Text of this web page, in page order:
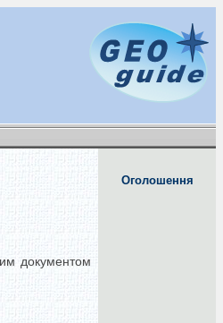
документом
Оголошення